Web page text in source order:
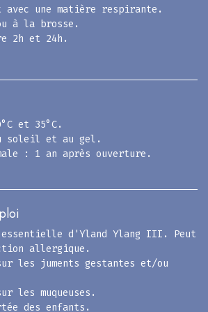
avec une matière respirante.
à la brosse.
2h et 24h.
et 35°C.
soleil et au gel.
: 1 an après ouverture.
d'Yland Ylang III. Peut
allergique.
les juments gestantes et/ou
les muqueuses.
des enfants.